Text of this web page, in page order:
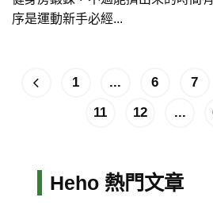
序是運動新手必經...
1 ... 6 7
11
12 ...
Heho 熱門文章